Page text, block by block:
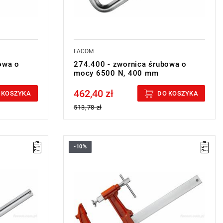
o
KOSZYKA
FACOM
274.400 - zwornica śrubowa o
mocy 6500 N, 400 mm
Price tax included
462,40 zł
513,78 zł
DO KOSZYKA
A: 1000 mm
L1: 215 mm
L2: 150 mm
Masa: 5100 g
Typ gwarancji:E(Bezpłatna wymiana
-10%